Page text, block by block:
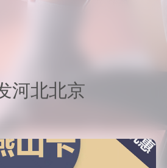
河北北京